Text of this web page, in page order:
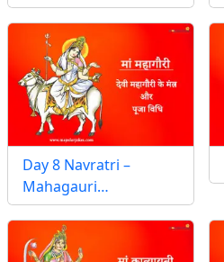
Day 8 Navratri –
Mahagauri…